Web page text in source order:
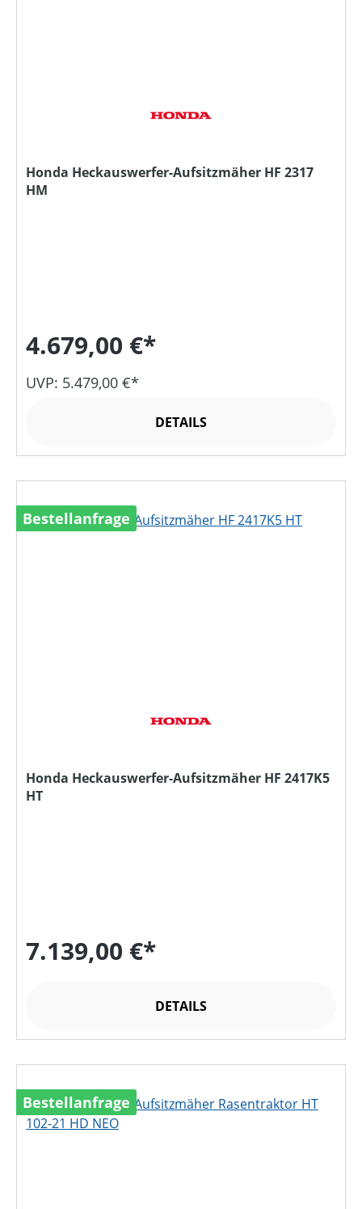
Honda Heckauswerfer-Aufsitzmäher HF 2317
HM
4.679,00 €*
UVP: 5.479,00 €*
DETAILS
Bestellanfrage
Honda Heckauswerfer-Aufsitzmäher HF 2417K5
HT
7.139,00 €*
DETAILS
Bestellanfrage